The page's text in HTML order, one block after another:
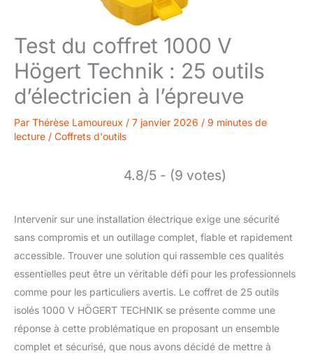
Test du coffret 1000 V
Högert Technik : 25 outils
d’électricien à l’épreuve
Par Thérèse Lamoureux / 7 janvier 2026 / 9 minutes de
lecture / Coffrets d'outils
4.8/5 - (9 votes)
Intervenir sur une installation électrique exige une sécurité
sans compromis et un outillage complet, fiable et rapidement
accessible. Trouver une solution qui rassemble ces qualités
essentielles peut être un véritable défi pour les professionnels
comme pour les particuliers avertis. Le coffret de 25 outils
isolés 1000 V HÖGERT TECHNIK se présente comme une
réponse à cette problématique en proposant un ensemble
complet et sécurisé, que nous avons décidé de mettre à